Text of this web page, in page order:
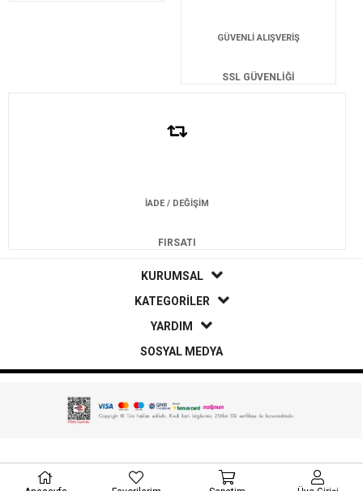
GÜVENLİ ALIŞVERİŞ
SSL GÜVENLİĞİ
İADE / DEĞİŞİM
FIRSATI
KURUMSAL
KATEGORİLER
YARDIM
SOSYAL MEDYA